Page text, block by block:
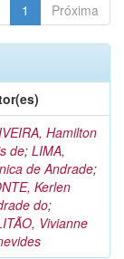
1 Próxima
Hamilton
de; LIMA,
de Andrade;
Kerlen
do;
Vivianne